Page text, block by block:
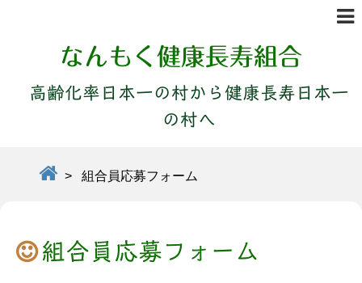
なんもく健康長寿組合
高齢化率日本一の村から健康長寿日本一
の村へ
> 組合員応募フォーム
組合員応募フォーム